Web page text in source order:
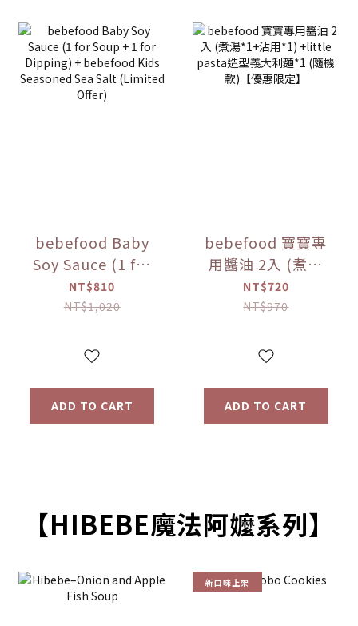
Root and Chicken
Porridge) (1 box)
bebefood Baby
Soy Sauce (1 for
Soup + 1 for
Dipping) +
Seasoned Sea
Offer)
NT$810
NT$1,020
ADD TO CART
bebefood 寶寶專
用醬油 2入 (煮湯
*1+沾用*1) +little
pasta造型義大利麵
限定】
NT$720
NT$970
ADD TO CART
【HIBEBE魔法阿嬤系列】
新口味上架